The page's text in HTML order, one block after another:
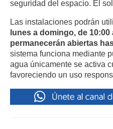
seguridad del espacio. El
Las instalaciones podrán
lunes a domingo, de 10:00
permanecerán abiertas
sistema funciona mediante
agua únicamente se activa
favoreciendo un uso